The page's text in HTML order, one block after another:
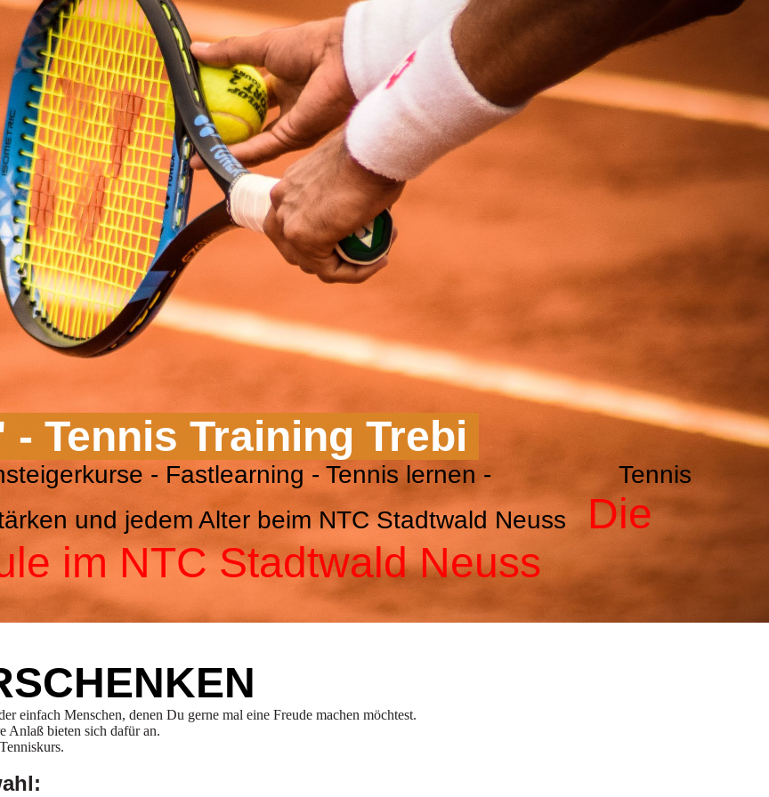
- Tennis Training Trebi
- Fastlearning - Tennis lernen - Tennis
und jedem Alter beim NTC Stadtwald Neuss
Die
im NTC Stadtwald Neuss
einfach Menschen, denen Du gerne mal eine Freude machen möchtest.
Anlaß bieten sich dafür an.